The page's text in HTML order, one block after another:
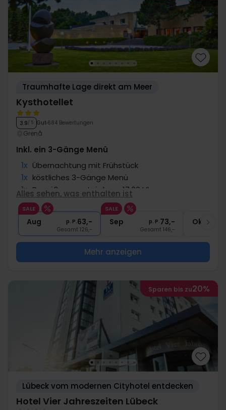
Traumhafte Lage direkt am Meer
Kysthotellet
3.9/ 5 Gut 684 Bewertungen
Grenå
Inkl. ein 3-Gänge Menü
1x Übernachtung mit Frühstück
1x köstliches 3-Gänge Menü
1x Begrüßungsgetränk um 17.00 Uhr
∞ Gratis Kaffee/Tee zum Aufenthalt
∞ Gratis Internet und Parken
Alles sehen, was enthalten ist
SALE
Aug p. P.63,-
Gesamt 126,-
SALE
Sep p. P.73,-
Gesamt 146,-
Okt
Mehr anzeigen
Sparen bis zu20%
Lübeck vom modernen Cityhotel entdecken
Hotel Vier Jahreszeiten Lübeck